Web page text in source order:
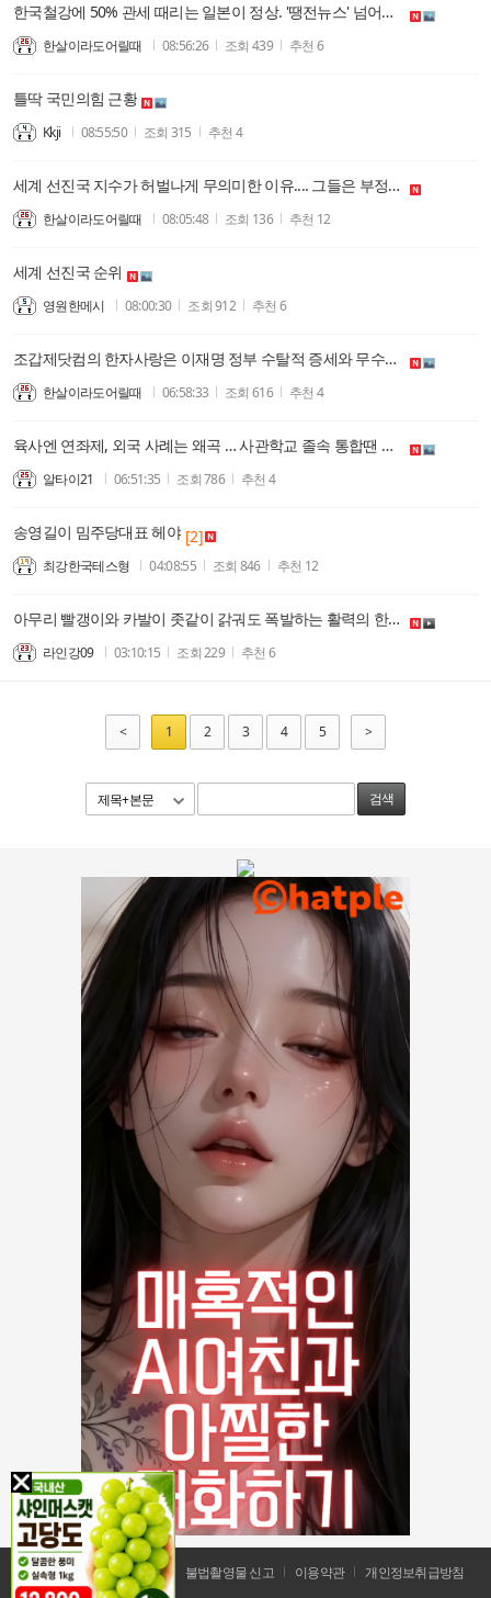
한국철강에 50% 관세 때리는 일본이 정상. '땡전뉴스' 넘어서 "땡 당파싸움뉴스"하고 아무것도 안하는 한국지배층이 비정상
한살이라도어릴때 08:56:26 조회 439 추천 6
틀딱 국민의힘 근황
Kkji 08:55:50 조회 315 추천 4
세계 선진국 지수가 허벌나게 무의미한 이유.... 그들은 부정선거를 모르고, 동학신앙 기초로 꼴리면 다 해체한다는 사실을 모른다. (백인보수 증오가 만든 아시아 관점)
한살이라도어릴때 08:05:48 조회 136 추천 12
세계 선진국 순위
영원한메시 08:00:30 조회912 추천 6
조갑제닷컴의 한자사랑은 이재명 정부 수탈적 증세와 무수한 유공자 만들기, 그리고 이런 형태의 유교질서의 오점 잡는 부정선거 피해 주장의 외면으로 이어진다.
한살이라도어릴때 06:58:33 조회 616 추천 4
육사엔 연좌제, 외국 사례는 왜곡 … 사관학교 졸속 통합땐 베네수엘라보다 더한 후과
알타이21 06:51:35 조회786 추천 4
송영길이 밈주당대표 헤야 [2]
최강한국테스형 04:08:55 조회 846 추천 12
아무리 빨갱이와 카발이 좃같이 갉궈도 폭발하는 활력의 한국을 막을수는 없다!
라인강09 03:10:15 조회229 추천 6
< 1 2 3 4 5 >
제목+본문 검색
공지사항 문의 및 신고 불법촬영물 신고 이용약관 개인정보취급방침